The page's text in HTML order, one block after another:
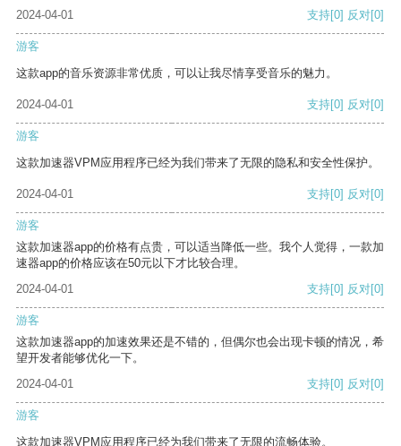
2024-04-01 支持[0] 反对[0]
游客
这款app的音乐资源非常优质，可以让我尽情享受音乐的魅力。
2024-04-01 支持[0] 反对[0]
游客
这款加速器VPM应用程序已经为我们带来了无限的隐私和安全性保护。
2024-04-01 支持[0] 反对[0]
游客
这款加速器app的价格有点贵，可以适当降低一些。我个人觉得，一款加
速器app的价格应该在50元以下才比较合理。
2024-04-01
支持[0] 反对[0]
游客
这款加速器app的加速效果还是不错的，但偶尔也会出现卡顿的情况，希
望开发者能够优化一下。
2024-04-01
支持[0] 反对[0]
游客
这款加速器VPM应用程序已经为我们带来了无限的流畅体验。